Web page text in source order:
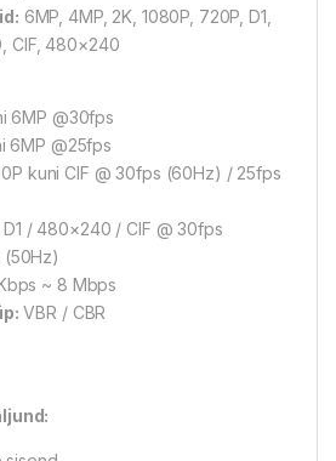
6MP, 4MP, 2K, 1080P, 720P, D1,
CIF, 480×240
6MP @30fps
6MP @25fps
kuni CIF @ 30fps (60Hz) / 25fps
D1 / 480×240 / CIF @ 30fps
~ 8 Mbps
VBR / CBR